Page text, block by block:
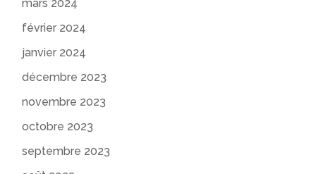
mars 2024
février 2024
janvier 2024
décembre 2023
novembre 2023
octobre 2023
septembre 2023